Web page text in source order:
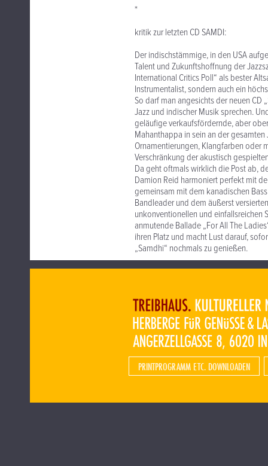
*
kritik zur letzten CD SAMDI:
Der indischstämmige, in den USA
Talent und Zukunftshoffnung der
International Critics Poll“ als bester
Instrumentalist, sondern auch ein
So darf man angesichts der neuen
Jazz und indischer Musik sprechen.
geläufige verkaufsfördernde, aber
Mahanthappa in sein an der
Ornamentierungen, Klangfarben oder
Verschränkung der akustisch
Da geht oftmals wirklich die Post ab,
Damion Reid harmoniert perfekt mit
gemeinsam mit dem kanadischen
Bandleader und dem äußerst
unkonventionellen und einfallsreichen
anmutende Ballade „For All The
ihren Platz und macht Lust darauf,
„Samdhi“ nochmals zu genießen.
PRINTPROGRAMM ETC. DOWNLOADEN